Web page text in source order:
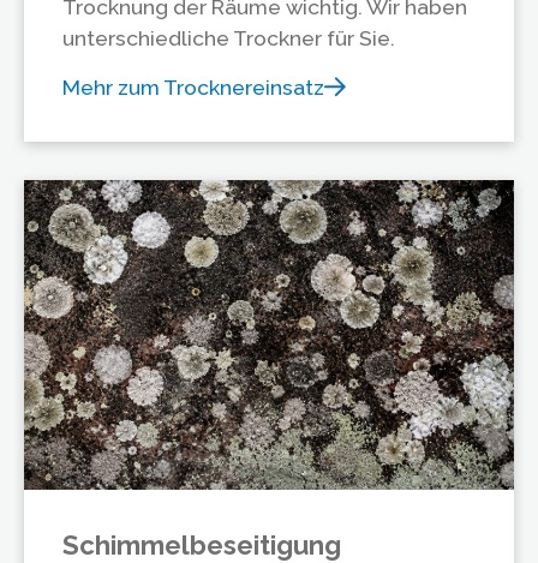
Trocknung der Räume wichtig. Wir haben
unterschiedliche Trockner für Sie.
Mehr zum Trocknereinsatz
Schimmelbeseitigung